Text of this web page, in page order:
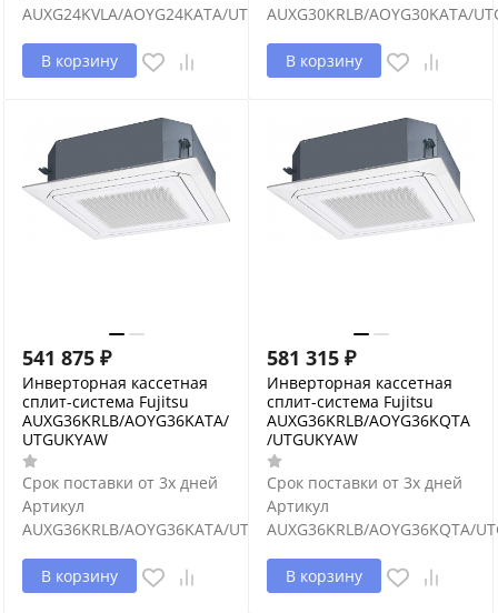
AUXG24KVLA/AOYG24KATA/UTGUFYFW
В корзину
AUXG30KRLB/AOYG30KATA/
В корзину
541 875 ₽
Инверторная кассетная
сплит-система Fujitsu
AUXG36KRLB/AOYG36KATA/
UTGUKYAW
Срок поставки от 3х дней
Артикул
AUXG36KRLB/AOYG36KATA/UTGUKYAW
В корзину
581 315 ₽
Инверторная кассетная
сплит-система Fujitsu
AUXG36KRLB/AOYG36KQTA
/UTGUKYAW
Срок поставки от 3х дней
Артикул
AUXG36KRLB/AOYG36KQTA/
В корзину